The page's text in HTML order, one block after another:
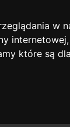
w
internetowej
które są